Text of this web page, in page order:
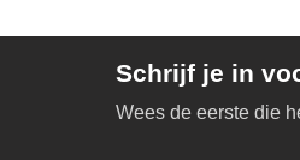
Schrijf je in
Wees de eerste die